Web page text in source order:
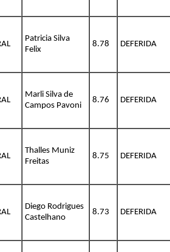
Patricia Silva
Felix
8.78 DEFERIDA
Marli Silva de
Campos Pavoni
8.76 DEFERIDA
Thalles Muniz
Freitas
8.75 DEFERIDA
Diego Rodrigues
Castelhano
8.73 DEFERIDA